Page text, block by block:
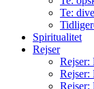
Te:
Spiritualitet
Rejser
Rejser:
Rejser:
Rejser: